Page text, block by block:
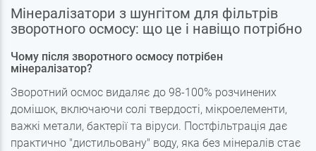
Мінералізатори з шунгітом для фільтрів
зворотного осмосу: що це і навіщо потрібно
Чому після зворотного осмосу потрібен
мінералізатор?
Зворотний осмос видаляє до 98-100% розчинених
домішок, включаючи солі твердості, мікроелементи,
важкі метали, бактерії та віруси. Постфільтрація дає
практично "дистильовану" воду, яка без мінералів стає